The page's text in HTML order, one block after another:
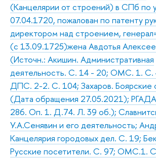
(Канцелярии от строений) в СПб по
07.04.1720, пожалован по патенту
директором над строением,
(с 13.09.1725)жена Авдотья
(Источн.: Акишин. Административная
деятельность. С. 14 - 20; ОМС. 1. С.
ДПС. 2-2. С. 104; Захаров. Боярские
(Дата обращения 27.05.2021);
286. Оп. 1. Д.74. Л. 39 об.);
У.А.Сенявин и его деятельность;
Канцелярия городовых дел. С. 19;
Русские посетители. С. 97; ОМС.1.